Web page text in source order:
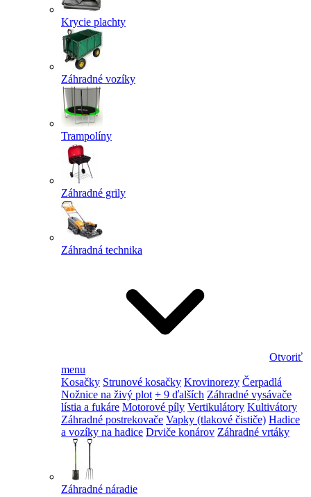
Krycie plachty
Záhradné vozíky
Trampolíny
Záhradné grily
Záhradná technika
Otvoriť
menu
Kosačky Strunové kosačky Krovinorezy Čerpadlá
Nožnice na živý plot + 9 ďalších Záhradné vysávače
lístia a fukáre Motorové píly Vertikulátory Kultivátory
Záhradné postrekovače Vapky (tlakové čističe) Hadice
a vozíky na hadice Drviče konárov Záhradné vrtáky
Záhradné náradie